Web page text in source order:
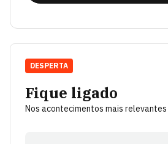
Fique ligado
Nos acontecimentos mais relevantes
DESPERTA